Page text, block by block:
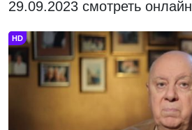
29.09.2023 смотреть онлайн
HD